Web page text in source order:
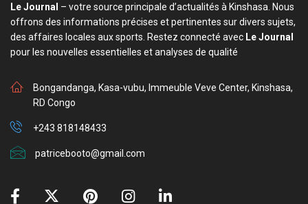
Le Journal – votre source principale d’actualités à Kinshasa. Nous
offrons des informations précises et pertinentes sur divers sujets,
des affaires locales aux sports. Restez connecté avec Le Journal
pour les nouvelles essentielles et analyses de qualité
Bongandanga, Kasa-vubu, Immeuble Veve Center, Kinshasa,
RD Congo
+243 818148433
patricebooto@gmail.com